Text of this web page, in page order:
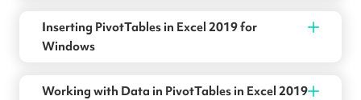
Inserting PivotTables in Excel 2019 for
Windows
Working with Data in PivotTables in Excel 2019